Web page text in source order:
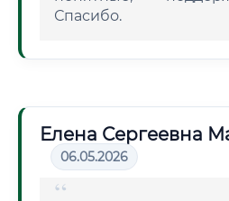
Спасибо.
Елена Сергеевна
06.05.2026